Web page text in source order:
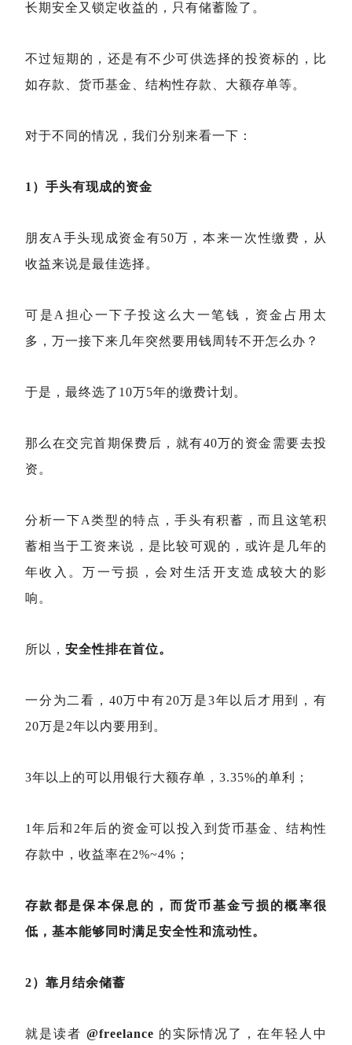
长期安全又锁定收益的，只有储蓄险了。
不过短期的，还是有不少可供选择的投资标的，比
如存款、货币基金、结构性存款、大额存单等。
对于不同的情况，我们分别来看一下：
1）手头有现成的资金
朋友A手头现成资金有50万，本来一次性缴费，从
收益来说是最佳选择。
可是A担心一下子投这么大一笔钱，资金占用太
多，万一接下来几年突然要用钱周转不开怎么办？
于是，最终选了10万5年的缴费计划。
那么在交完首期保费后，就有40万的资金需要去投
资。
分析一下A类型的特点，手头有积蓄，而且这笔积
蓄相当于工资来说，是比较可观的，或许是几年的
年收入。万一亏损，会对生活开支造成较大的影
响。
所以， 安全性排在首位。
一分为二看，40万中有20万是3年以后才用到，有
20万是2年以内要用到。
3年以上的可以用银行大额存单，3.35%的单利；
1年后和2年后的资金可以投入到货币基金、结构性
存款中，收益率在2%~4%；
存款都是保本保息的，而货币基金亏损的概率很
低，基本能够同时满足安全性和流动性。
2）靠月结余储蓄
就是读者 @freelance 的实际情况了，在年轻人中